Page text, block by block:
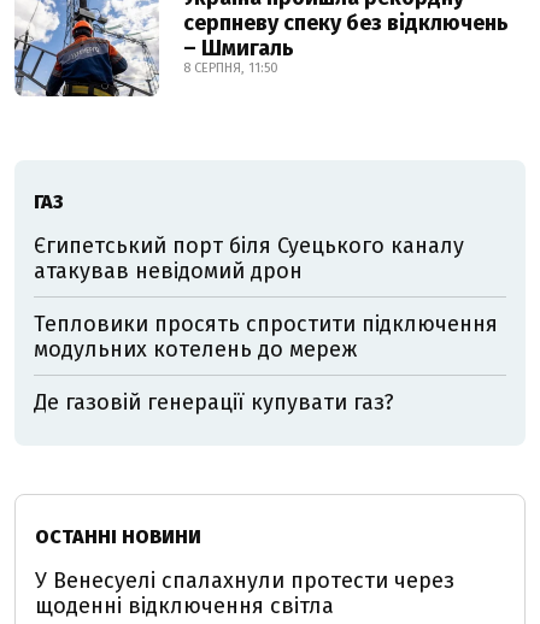
серпневу спеку без відключень
– Шмигаль
8 СЕРПНЯ, 11:50
ГАЗ
Єгипетський порт біля Суецького каналу
атакував невідомий дрон
Тепловики просять спростити підключення
модульних котелень до мереж
Де газовій генерації купувати газ?
ОСТАННІ НОВИНИ
У Венесуелі спалахнули протести через
щоденні відключення світла